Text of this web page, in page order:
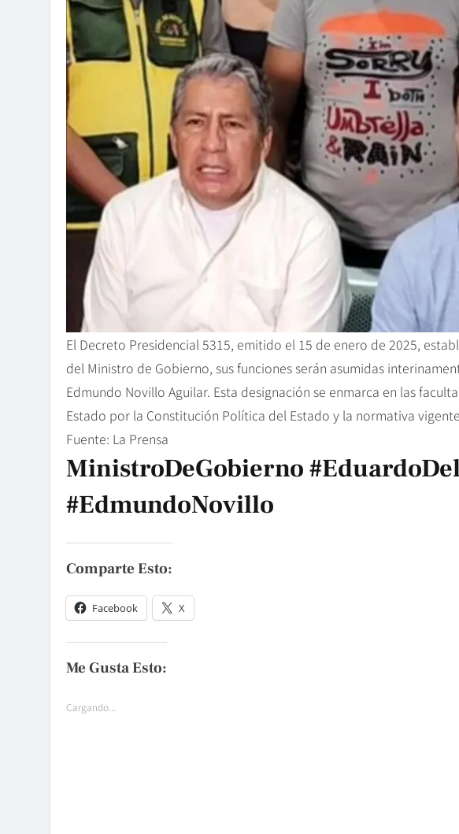
El Decreto Presidencial 5315, emitido el 15 de enero de 2025,
del Ministro de Gobierno, sus funciones serán asumidas
Edmundo Novillo Aguilar. Esta designación se enmarca en las
Estado por la Constitución Política del Estado y la normativa
Fuente: La Prensa
MinistroDeGobierno
#EdmundoNovillo
Comparte Esto:
Facebook X
Me Gusta Esto:
Cargando...